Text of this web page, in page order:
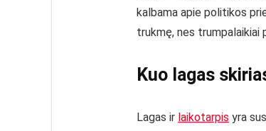
kalbama apie politikos
trukmę, nes
Kuo lagas
Lagas ir laikotarpis yra